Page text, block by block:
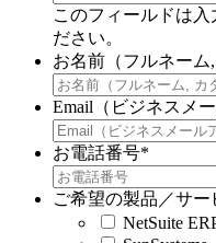
このフィールドは入
ださい。
お名前（フルネーム,
Email（ビジネスメ
お電話番号*
ご希望の製品／サー
NetSuite